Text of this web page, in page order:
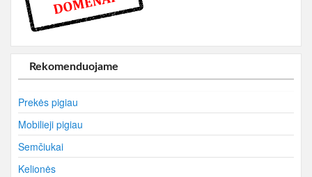
Rekomenduojame
Prekės pigiau
Mobilieji pigiau
Semčiukai
Kelionės